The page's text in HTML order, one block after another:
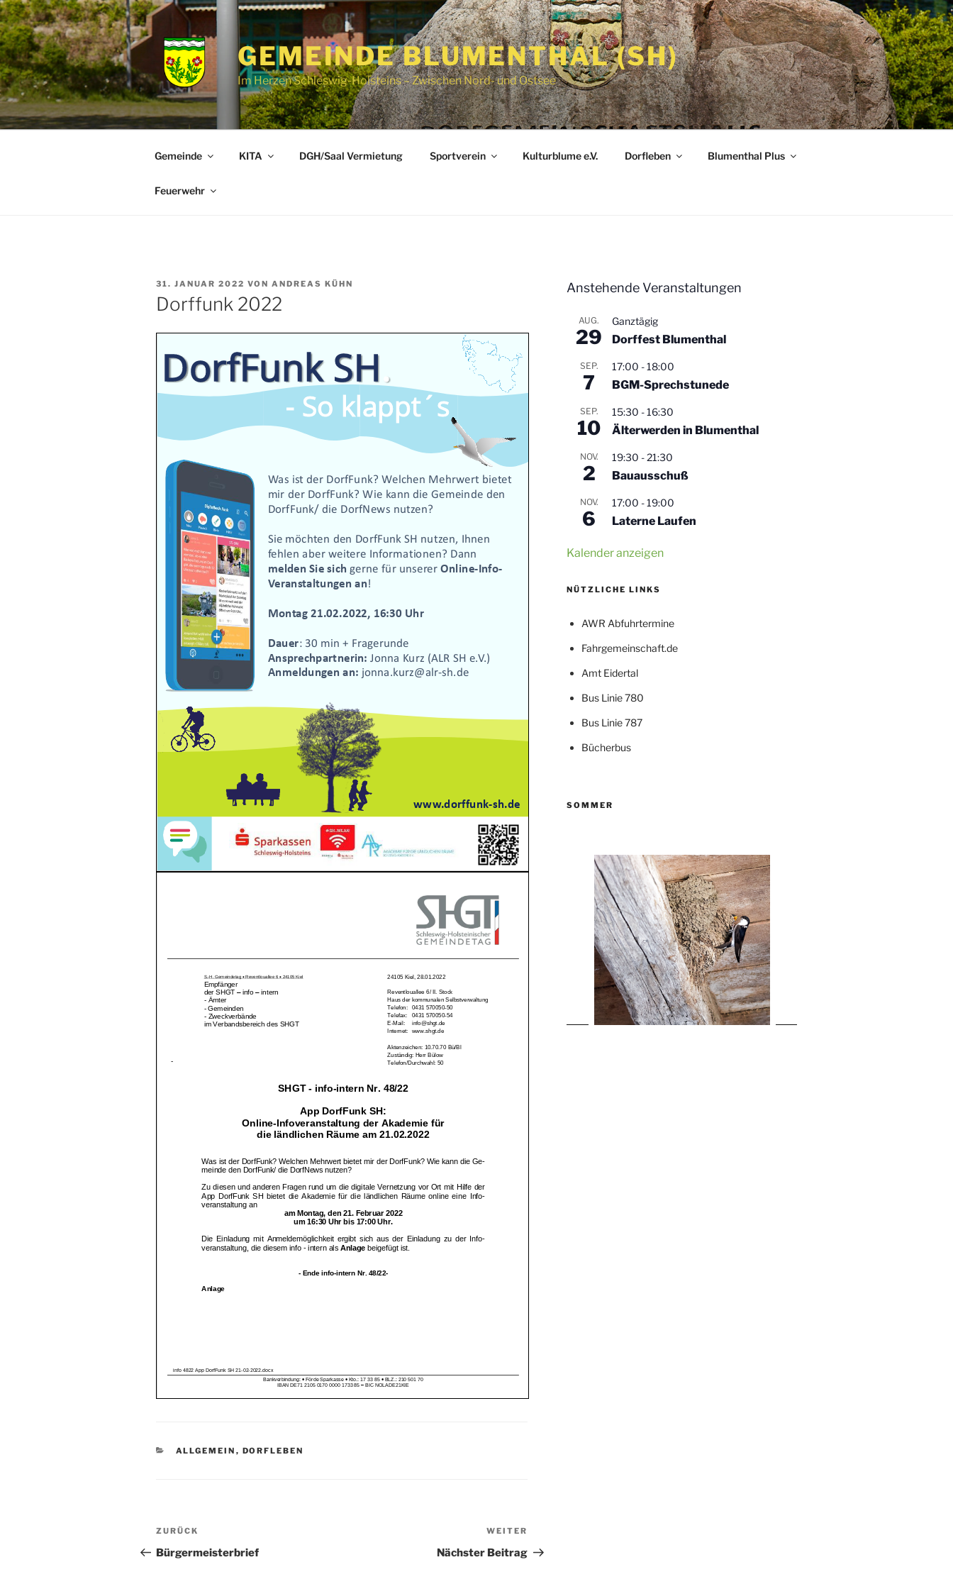
Zum
Inhalt
springen
GEMEINDE BLUMENTHAL (SH)
Im Herzen Schleswig-Holsteins – Zwischen Nord- und Ostsee
Gemeinde KITA DGH/Saal Vermietung Sportverein Kulturblume e.V. Dorfleben Blumenthal Plus
Feuerwehr
VERÖFFENTLICHT
AM
31. JANUAR 2022 VON ANDREAS KÜHN
Dorffunk 2022
KATEGORIEN
ALLGEMEIN , DORFLEBEN
Beitragsnavigation
Vorheriger
Beitrag
ZURÜCK
Bürgermeisterbrief
Beitrag
WEITER
Nächster Beitrag
Anstehende Veranstaltungen
AUG.
29
Ganztägig
Dorffest Blumenthal
SEP.
7
17:00 -18:00
BGM-Sprechstunede
SEP.
10
15:30 -16:30
Älterwerden in Blumenthal
NOV.
2
19:30 -21:30
Bauausschuß
NOV.
6
17:00 -19:00
Laterne Laufen
Kalender anzeigen
NÜTZLICHE LINKS
AWR Abfuhrtermine
Fahrgemeinschaft.de
Amt Eidertal
Bus Linie 780
Bus Linie 787
Bücherbus
SOMMER